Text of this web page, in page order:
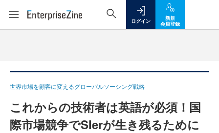
ログイン
新規
会員登録
世界市場を顧客に変えるグローバルソーシング戦略
これからの技術者は英語が必須！国
際市場競争でSIerが生き残るために